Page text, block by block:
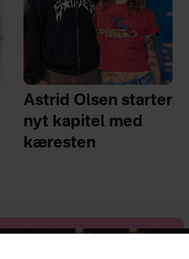
Astrid Olsen starter
nyt kapitel med
kæresten